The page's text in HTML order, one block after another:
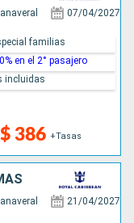
07/04/2027
386 +Tasas
familias
en el 2° pasajero
incluidas
21/04/2027